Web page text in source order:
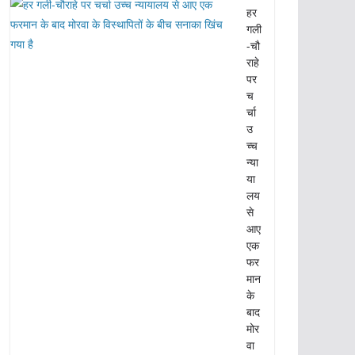
हर
गली
-चौ
राहे
पर
च
र्चा
उ
च्च
न्या
या
लय
से
आए
एक
फर
मान
के
बाद
मोर
वा